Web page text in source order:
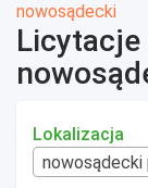
nowosądecki
Licytacje
Lokalizacja
nowosądecki